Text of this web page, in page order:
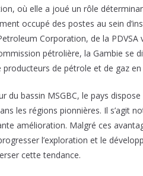
où elle a joué un rôle
occupé des postes au sein
Corporation, de la PDVSA
pétrolière, la Gambie se
de pétrole et de gaz en
bassin MSGBC, le pays dispose
les régions pionnières. Il s’agit
amélioration. Malgré ces
l’exploration et le
cette tendance.